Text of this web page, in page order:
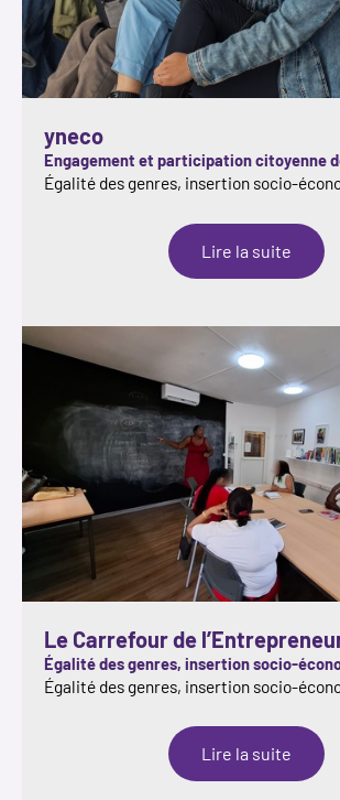
yneco
Engagement et participation citoyenne
Égalité des genres, insertion socio-
Lire la suite
yneco
Le Carrefour de
Égalité des genres, insertion socio-
Égalité des genres, insertion socio-
Lire la suite